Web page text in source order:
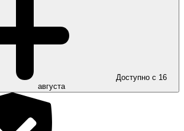
Доступно с 16
августа